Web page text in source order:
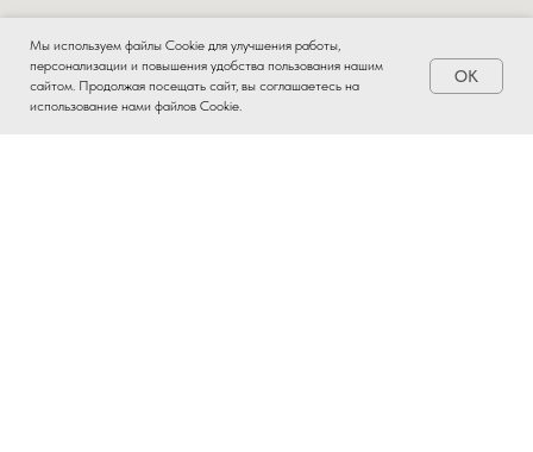
Мы используем файлы Cookie для улучшения работы,
персонализации и повышения удобства пользования нашим
сайтом. Продолжая посещать сайт, вы соглашаетесь на
использование нами файлов Cookie.
OK